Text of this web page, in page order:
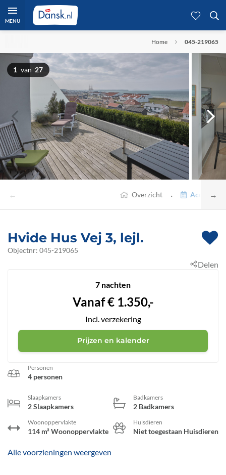
MENU
Home 045-219065
1 van 27
← →
Overzicht ·
Hvide Hus Vej 3, lejl.
- 8400
Objectnr: 045-219065
Personen
4 personen
Slaapkamers
2 Slaapkamers
Badkamers
2 Badkamers
Woonoppervlakte
114 m² Woonoppervlakte
Huisdieren
Niet toegestaan Huisdieren
Alle voorzieningen weergeven
Delen
7 nachten
Vanaf€ 1.350,-
Incl. verzekering
Prijzen en kalender